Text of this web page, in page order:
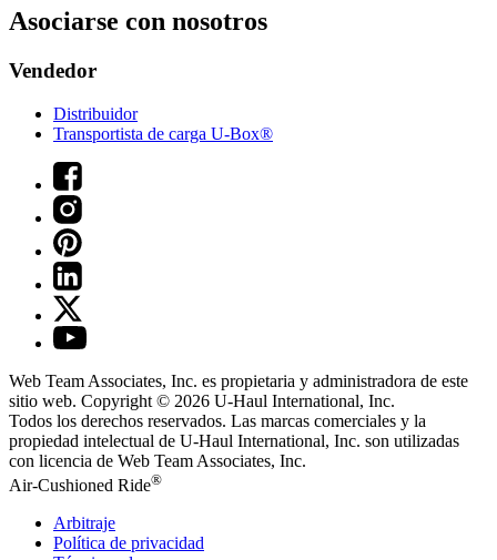
Asociarse con nosotros
Vendedor
Distribuidor
Transportista de carga U-Box®
Web Team Associates, Inc. es propietaria y administradora de este
sitio web. Copyright © 2026 U-Haul International, Inc.
Todos los derechos reservados. Las marcas comerciales y la
propiedad intelectual de U-Haul International, Inc. son utilizadas
con licencia de Web Team Associates, Inc.
Air-Cushioned Ride®
Arbitraje
Política de privacidad